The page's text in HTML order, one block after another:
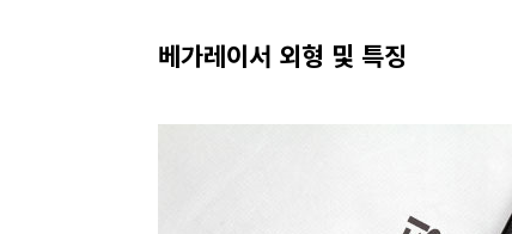
베가레이서 외형 및 특징